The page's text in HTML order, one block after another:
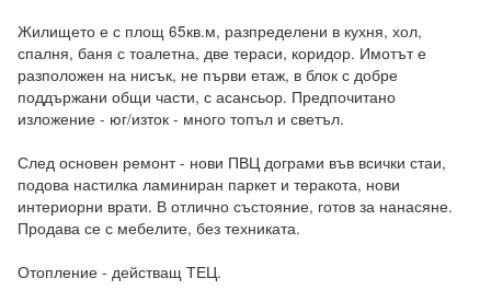
Жилището е с площ 65кв.м, разпределени в кухня, хол,
спалня, баня с тоалетна, две тераси, коридор. Имотът е
разположен на нисък, не първи етаж, в блок с добре
поддържани общи части, с асансьор. Предпочитано
изложение - юг/изток - много топъл и светъл.
След основен ремонт - нови ПВЦ дограми във всички стаи,
подова настилка ламиниран паркет и теракота, нови
интериорни врати. В отлично състояние, готов за нанасяне.
Продава се с мебелите, без техниката.
Отопление - действащ ТЕЦ.